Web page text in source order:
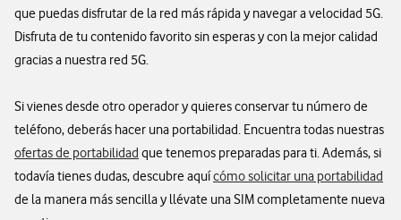
que puedas disfrutar de la red más rápida y navegar a velocidad 5G.
Disfruta de tu contenido favorito sin esperas y con la mejor calidad
gracias a nuestra red 5G.
Si vienes desde otro operador y quieres conservar tu número de
teléfono, deberás hacer una portabilidad. Encuentra todas nuestras
ofertas de portabilidad que tenemos preparadas para ti. Además, si
todavía tienes dudas, descubre aquícómo solicitar una portabilidad
de la manera más sencilla y llévate una SIM completamente nueva